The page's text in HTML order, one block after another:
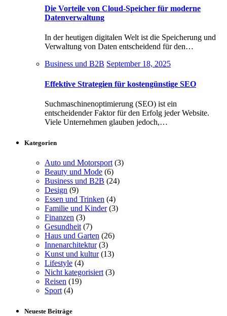
Die Vorteile von Cloud-Speicher für moderne
Datenverwaltung
In der heutigen digitalen Welt ist die Speicherung und
Verwaltung von Daten entscheidend für den…
Business und B2B September 18, 2025
Effektive Strategien für kostengünstige SEO
Suchmaschinenoptimierung (SEO) ist ein
entscheidender Faktor für den Erfolg jeder Website.
Viele Unternehmen glauben jedoch,…
Kategorien
Auto und Motorsport (3)
Beauty und Mode (6)
Business und B2B (24)
Design (9)
Essen und Trinken (4)
Familie und Kinder(3)
Finanzen (3)
Gesundheit (7)
Haus und Garten (26)
Innenarchitektur(3)
Kunst und kultur(13)
Lifestyle (4)
Nicht kategorisiert (3)
Reisen (19)
Sport (4)
Neueste Beiträge